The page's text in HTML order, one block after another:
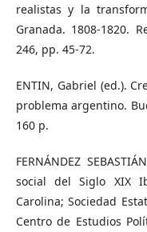
realistas y la
Granada. 1808-1820.
246, pp. 45-72.
ENTIN, Gabriel (ed.).
problema argentino.
160 p.
FERNÁNDEZ
social del Siglo XIX
Carolina; Sociedad
Centro de Estudios